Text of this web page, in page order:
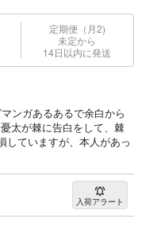
定期便（月2)
未定から
14日以内に発送
ンガあるあるで余白から
太が棘に告白をして、棘
していますが、本人があっ
入荷アラート